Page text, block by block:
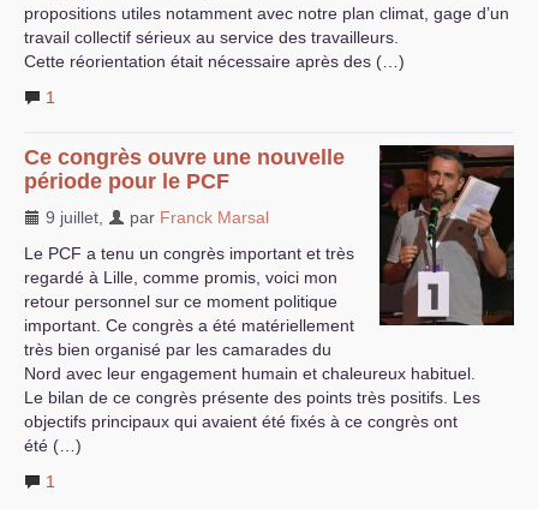
propositions utiles notamment avec notre plan climat, gage d’un
travail collectif sérieux au service des travailleurs.
Cette réorientation était nécessaire après des (…)
1
Ce congrès ouvre une nouvelle
période pour le PCF
9 juillet par Franck Marsal
Le PCF a tenu un congrès important et très
regardé à Lille, comme promis, voici mon
retour personnel sur ce moment politique
important. Ce congrès a été matériellement
très bien organisé par les camarades du
Nord avec leur engagement humain et chaleureux habituel.
Le bilan de ce congrès présente des points très positifs. Les
objectifs principaux qui avaient été fixés à ce congrès ont
été (…)
1